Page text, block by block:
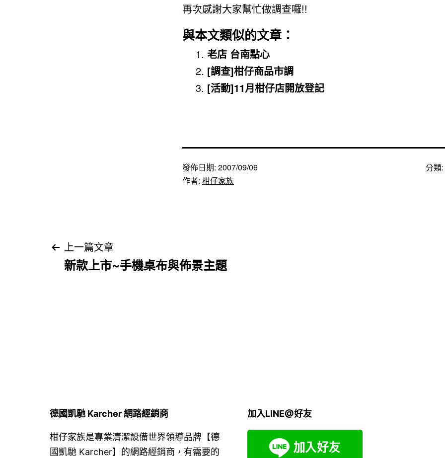
再次感謝大家幫忙做調查囉!!
與本文類似的文章：
老店 台南點心
[調查]柑仔商品市調
[活動]11月柑仔店開放登記
發佈日期: 2007/09/06
作者: 柑仔家族
分類:
文上一篇文章
新款上市~手機桌布與佈景主題
德國凱馳 Karcher 網路經銷商
柑仔家族是專業清潔設備世界領導品牌【德
國凱馳 Karcher】的網路經銷商，有需要的
加入LINE@好友